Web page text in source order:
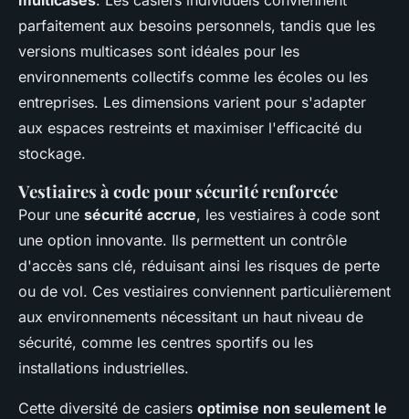
parfaitement aux besoins personnels, tandis que les
versions multicases sont idéales pour les
environnements collectifs comme les écoles ou les
entreprises. Les dimensions varient pour s'adapter
aux espaces restreints et maximiser l'efficacité du
stockage.
Vestiaires à code pour sécurité renforcée
Pour une sécurité accrue, les vestiaires à code sont
une option innovante. Ils permettent un contrôle
d'accès sans clé, réduisant ainsi les risques de perte
ou de vol. Ces vestiaires conviennent particulièrement
aux environnements nécessitant un haut niveau de
sécurité, comme les centres sportifs ou les
installations industrielles.
Cette diversité de casiers optimise non seulement le